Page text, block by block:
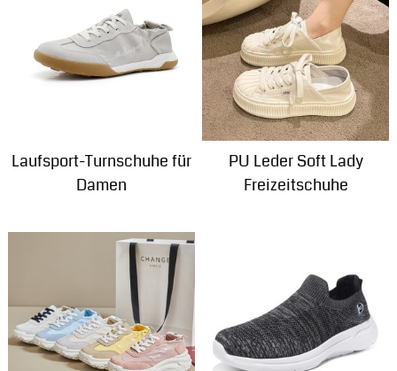
Laufsport-Turnschuhe für
Damen
PU Leder Soft Lady
Freizeitschuhe